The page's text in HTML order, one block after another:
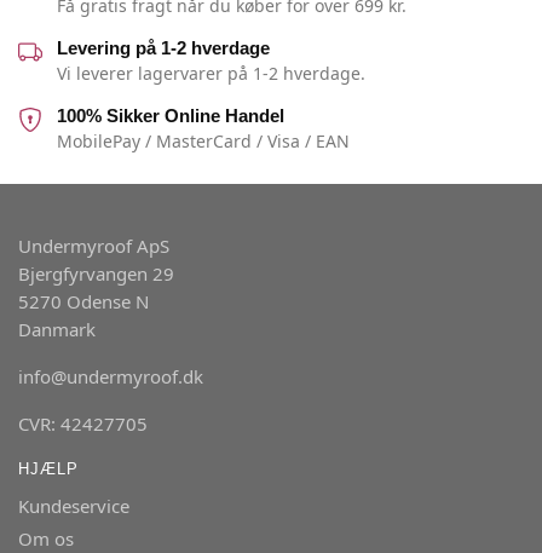
Få gratis fragt når du køber for over 699 kr.
Levering på 1-2 hverdage
Vi leverer lagervarer på 1-2 hverdage.
100% Sikker Online Handel
MobilePay / MasterCard / Visa / EAN
Undermyroof ApS
Bjergfyrvangen 29
5270 Odense N
Danmark
info@undermyroof.dk
CVR: 42427705
HJÆLP
Kundeservice
Om os